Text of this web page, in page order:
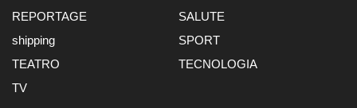
REPORTAGE
SALUTE
shipping
SPORT
TEATRO
TECNOLOGIA
TV